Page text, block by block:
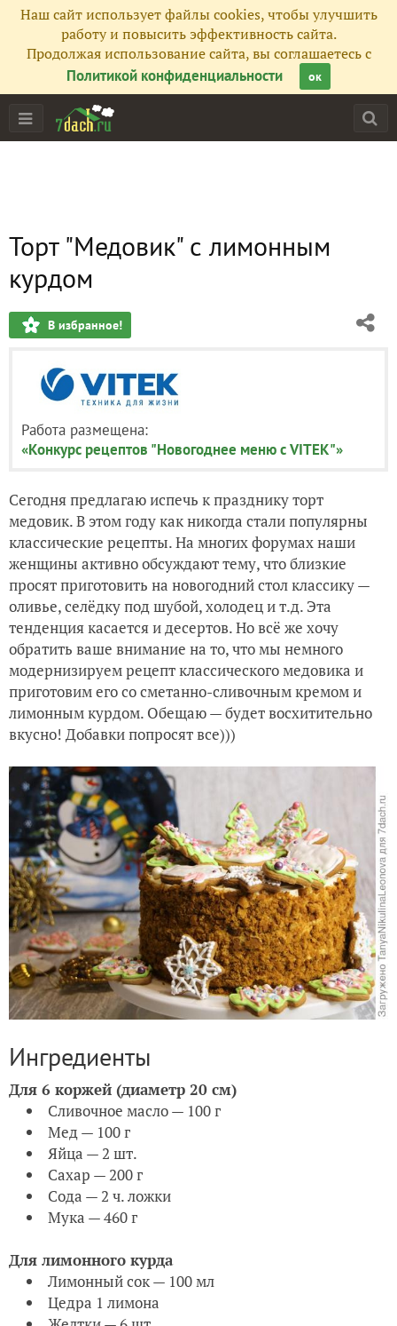
Наш сайт использует файлы cookies, чтобы улучшить
работу и повысить эффективность сайта.
Продолжая использование сайта, вы соглашаетесь с
Политикой конфиденциальности
ок
Торт "Медовик" с лимонным
курдом
В избранное!
Работа размещена:
«Конкурс рецептов "Новогоднее меню с VITEK"»
Сегодня предлагаю испечь к празднику торт
медовик. В этом году как никогда стали популярны
классические рецепты. На многих форумах наши
женщины активно обсуждают тему, что близкие
просят приготовить на новогодний стол классику —
оливье, селёдку под шубой, холодец и т.д. Эта
тенденция касается и десертов. Но всё же хочу
обратить ваше внимание на то, что мы немного
модернизируем рецепт классического медовика и
приготовим его со сметанно-сливочным кремом и
лимонным курдом. Обещаю — будет восхитительно
вкусно! Добавки попросят все)))
Ингредиенты
Для 6 коржей (диаметр 20 см)
Сливочное масло — 100 г
Мед — 100 г
Яйца — 2 шт.
Сахар — 200 г
Сода — 2 ч. ложки
Мука — 460 г
Для лимонного курда
Лимонный сок — 100 мл
Цедра 1 лимона